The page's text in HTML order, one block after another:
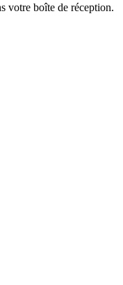
votre boîte de réception.